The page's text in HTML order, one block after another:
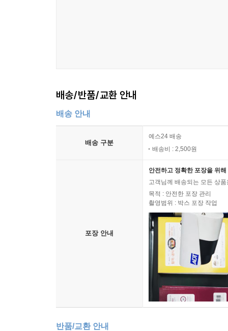
배송/반품/교환 안내
배송 안내
배송 구분
예스24 배송
배송비 : 2,500원
포장 안내
안전하고 정확한 포장을 위
고객님께 배송되는 모든 상
목적 : 안전한 포장 관리
촬영범위 : 박스 포장 작업
반품/교환 안내